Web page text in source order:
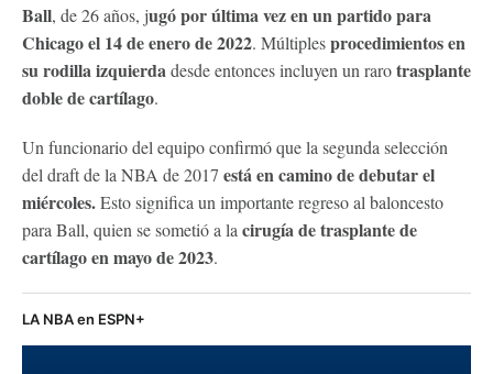
Ball, de 26 años, jugó por última vez en un partido para
Chicago el 14 de enero de 2022. Múltiplesprocedimientos en
su rodilla izquierdadesde entonces incluyen un rarotrasplante
doble de cartílago.
Un funcionario del equipo confirmó que la segunda selección
del draft de la NBA de 2017 está en camino de debutar el
miércoles.Esto significa un importante regreso al baloncesto
para Ball, quien se sometió a la cirugía de trasplante de
cartílago en mayo de 2023.
LA NBA en ESPN+